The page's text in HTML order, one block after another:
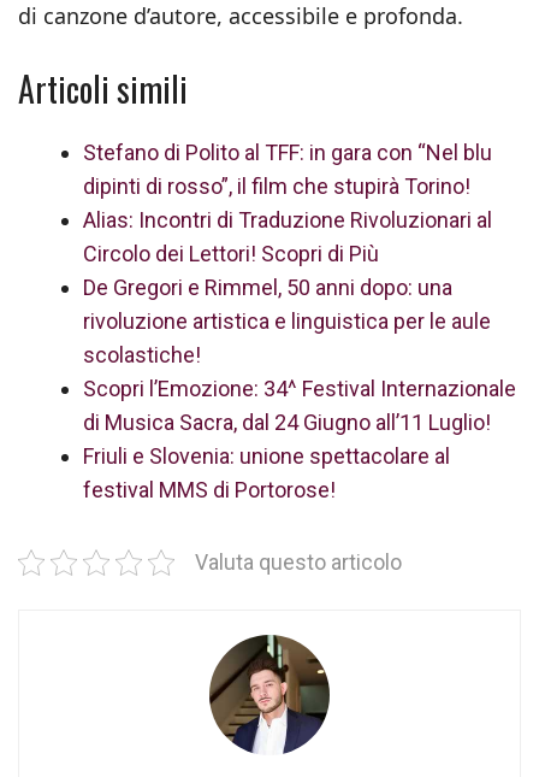
di canzone d’autore, accessibile e profonda.
Articoli simili
Stefano di Polito al TFF: in gara con “Nel blu
dipinti di rosso”, il film che stupirà Torino!
Alias: Incontri di Traduzione Rivoluzionari al
Circolo dei Lettori! Scopri di Più
De Gregori e Rimmel, 50 anni dopo: una
rivoluzione artistica e linguistica per le aule
scolastiche!
Scopri l’Emozione: 34^ Festival Internazionale
di Musica Sacra, dal 24 Giugno all’11 Luglio!
Friuli e Slovenia: unione spettacolare al
festival MMS di Portorose!
Valuta questo articolo